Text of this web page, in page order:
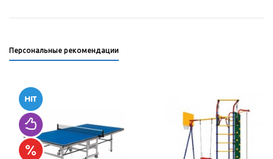
Персональные рекомендации